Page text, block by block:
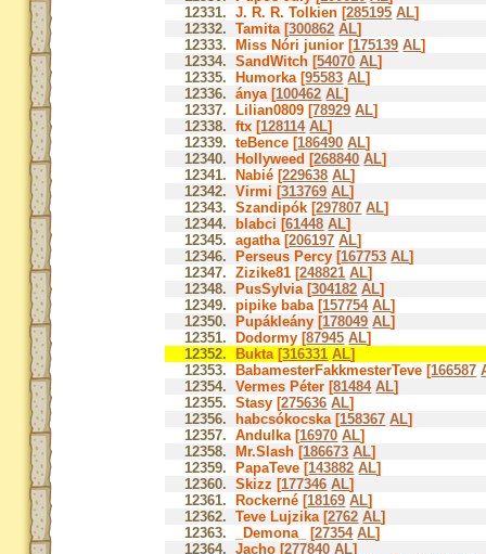
12331.J. R. R. Tolkien [285195 AL]
12332.Tamita [300862 AL]
12333. Miss Nóri junior [175139 AL]
12334.SandWitch [54070 AL]
12335. Humorka [95583 AL]
12336.ánya [100462 AL]
12337. Lilian0809 [78929 AL]
12338.ftx [128114 AL]
12339.teBence [186490 AL]
12340. Hollyweed [268840 AL]
12341. Nabié [229638 AL]
12342.Virmi [313769 AL]
12343.Szandipók [297807 AL]
12344. blabci [61448 AL]
12345.agatha [206197 AL]
12346. Perseus Percy [167753 AL]
12347.Zizike81 [248821 AL]
12348. PusSylvia [304182 AL]
12349.pipike baba [157754 AL]
12350. Pupákleány [178049 AL]
12351. Dodormy [87945 AL]
12352. Bukta [316331 AL]
12353. BabamesterFakkmesterTeve [166587
12354.Vermes Péter [81484 AL]
12355.Stasy [275636 AL]
12356. habcsókocska [158367 AL]
12357.Andulka [16970 AL]
12358. Mr.Slash [186673 AL]
12359. PapaTeve [143882 AL]
12360.Skizz [177346 AL]
12361. Rockerné [18169 AL]
12362.Teve Lujzika [2762 AL]
12363.
_Demona_ [27354 AL]
12364.Jacho [277840 AL]